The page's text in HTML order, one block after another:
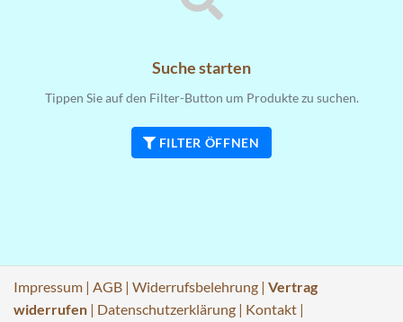
Suche starten
Tippen Sie auf den Filter-Button um Produkte zu suchen.
FILTER ÖFFNEN
Impressum | AGB | Widerrufsbelehrung | Vertrag
widerrufen | Datenschutzerklärung | Kontakt |